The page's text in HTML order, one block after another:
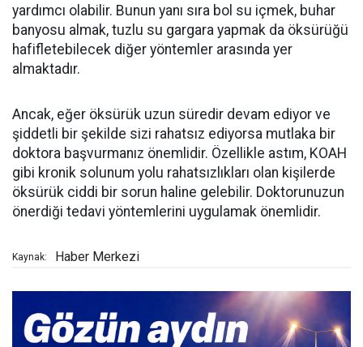
yardımcı olabilir. Bunun yanı sıra bol su içmek, buhar
banyosu almak, tuzlu su gargara yapmak da öksürüğü
hafifletebilecek diğer yöntemler arasında yer
almaktadır.
Ancak, eğer öksürük uzun süredir devam ediyor ve
şiddetli bir şekilde sizi rahatsız ediyorsa mutlaka bir
doktora başvurmanız önemlidir. Özellikle astım, KOAH
gibi kronik solunum yolu rahatsızlıkları olan kişilerde
öksürük ciddi bir sorun haline gelebilir. Doktorunuzun
önerdiği tedavi yöntemlerini uygulamak önemlidir.
Kaynak: Haber Merkezi